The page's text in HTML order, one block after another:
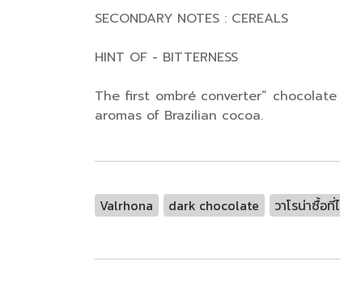
SECONDARY NOTES : CEREALS
HINT OF - BITTERNESS
The first ombré converter”
aromas of Brazilian cocoa.
Valrhona dark chocolate วาโรน่าซื้อที่